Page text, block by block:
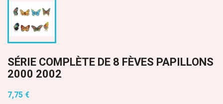
SÉRIE COMPLÈTE DE 8 FÈVES PAPILLONS
2000 2002
7,75 €